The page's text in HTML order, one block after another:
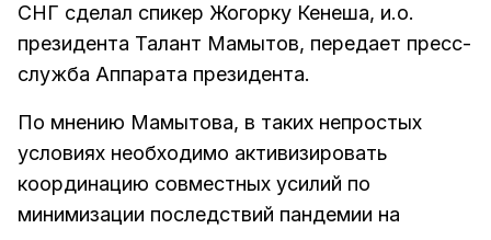
СНГ сделал спикер Жогорку Кенеша, и.о.
президента Талант Мамытов, передает пресс-
служба Аппарата президента.
По мнению Мамытова, в таких непростых
условиях необходимо активизировать
координацию совместных усилий по
минимизации последствий пандемии на